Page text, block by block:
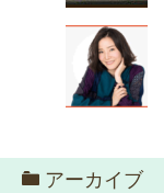
アーカイブ